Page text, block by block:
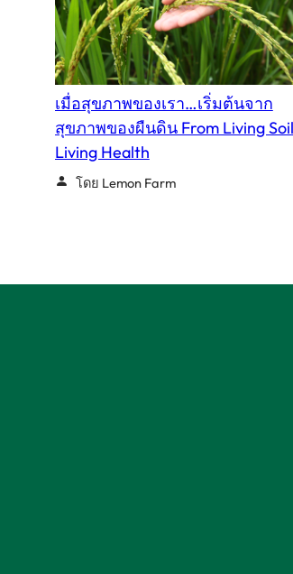
เมื่อสุขภาพของเรา…เริ่มต้นจาก
สุขภาพของผืนดิน From Living
Living Health
โดย Lemon Farm